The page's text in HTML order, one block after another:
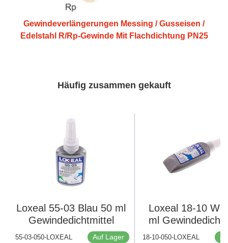
Gewindeverlängerungen Messing / Gusseisen /
Edelstahl R/Rp-Gewinde Mit Flachdichtung PN25
Häufig zusammen gekauft
Loxeal 55-03 Blau 50 ml
Gewindedichtmittel
55-03-050-LOXEAL Auf Lager
Loxeal 18-10
ml
18-10-050-LOXEAL